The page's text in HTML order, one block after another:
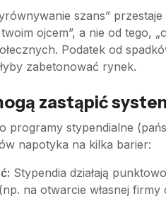
szans”
ojcem”, a nie od tego,
Podatek od
zabetonować rynek.
zastąpić
programy stypendialne
napotyka na kilka barier:
Stypendia działają
na otwarcie własnej